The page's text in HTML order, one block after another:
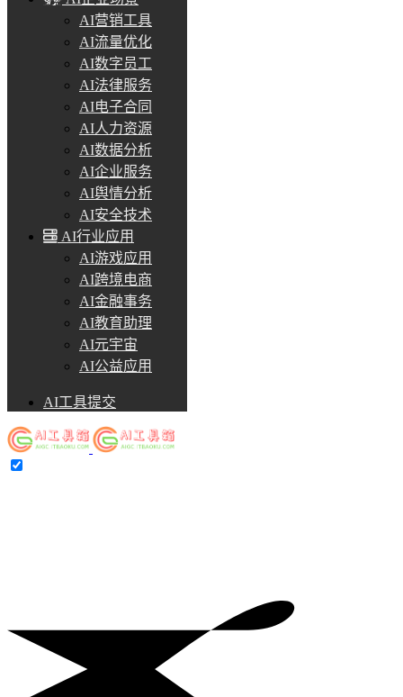
AI营销工具
AI流量优化
AI数字员工
AI法律服务
AI电子合同
AI人力资源
AI数据分析
AI企业服务
AI舆情分析
AI安全技术
AI行业应用
AI游戏应用
AI跨境电商
AI金融事务
AI教育助理
AI元宇宙
AI公益应用
AI工具提交